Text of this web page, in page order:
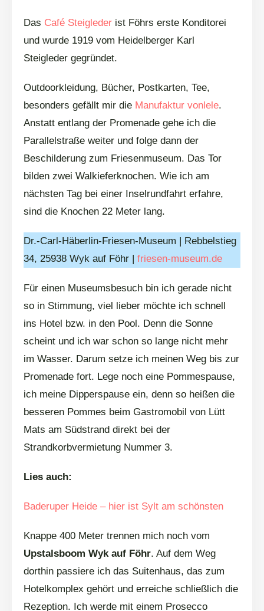
Das Café Steigleder ist Föhrs erste Konditorei
und wurde 1919 vom Heidelberger Karl
Steigleder gegründet.
Outdoorkleidung, Bücher, Postkarten, Tee,
besonders gefällt mir die Manufaktur vonlele.
Anstatt entlang der Promenade gehe ich die
Parallelstraße weiter und folge dann der
Beschilderung zum Friesenmuseum. Das Tor
bilden zwei Walkieferknochen. Wie ich am
nächsten Tag bei einer Inselrundfahrt erfahre,
sind die Knochen 22 Meter lang.
Dr.-Carl-Häberlin-Friesen-Museum | Rebbelstieg
34, 25938 Wyk auf Föhr | friesen-museum.de
Für einen Museumsbesuch bin ich gerade nicht
so in Stimmung, viel lieber möchte ich schnell
ins Hotel bzw. in den Pool. Denn die Sonne
scheint und ich war schon so lange nicht mehr
im Wasser. Darum setze ich meinen Weg bis zur
Promenade fort. Lege noch eine Pommespause,
ich meine Dipperspause ein, denn so heißen die
besseren Pommes beim Gastromobil von Lütt
Mats am Südstrand direkt bei der
Strandkorbvermietung Nummer 3.
Lies auch:
Baderuper Heide – hier ist Sylt am schönsten
Knappe 400 Meter trennen mich noch vom
Upstalsboom Wyk auf Föhr. Auf dem Weg
dorthin passiere ich das Suitenhaus, das zum
Hotelkomplex gehört und erreiche schließlich die
Rezeption. Ich werde mit einem Prosecco